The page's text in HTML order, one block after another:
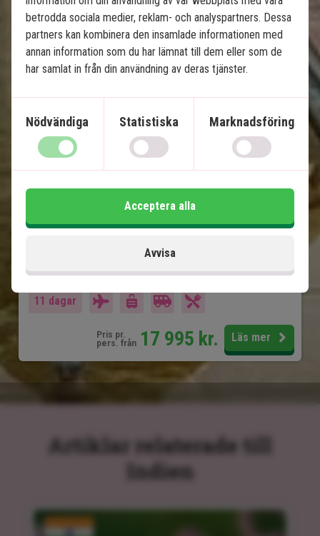
Indiens gyllene triangel med
tigersafari
Privat, engelsktalande chaufför
Old Delhi och New Delhi
Jaipur
Ranthambore Nationalpark
Fatehpur Sikri
Agra Fort
Ingår i priset
11 dagar
Pris pr.
pers. från 17 995 kr. Läs mer
Artiklar relaterade till
Indien
betrodda sociala medier, reklam- och analyspartners. Dessa
partners kan kombinera den insamlade informationen med
annan information som du har lämnat till dem eller som de
har samlat in från din användning av deras tjänster.
Nödvändiga Statistiska Marknadsföring
Avvisa
Acceptera alla